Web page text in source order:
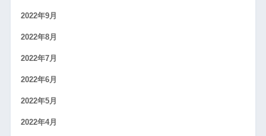
2022年9月
2022年8月
2022年7月
2022年6月
2022年5月
2022年4月